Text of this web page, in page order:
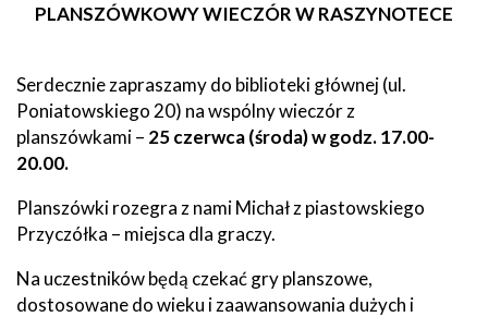
PLANSZÓWKOWY WIECZÓR W RASZYNOTECE
Serdecznie zapraszamy do biblioteki głównej (ul.
Poniatowskiego 20) na wspólny wieczór z
planszówkami – 25 czerwca (środa) w godz. 17.00-
20.00.
Planszówki rozegra z nami Michał z piastowskiego
Przyczółka – miejsca dla graczy.
Na uczestników będą czekać gry planszowe,
dostosowane do wieku i zaawansowania dużych i